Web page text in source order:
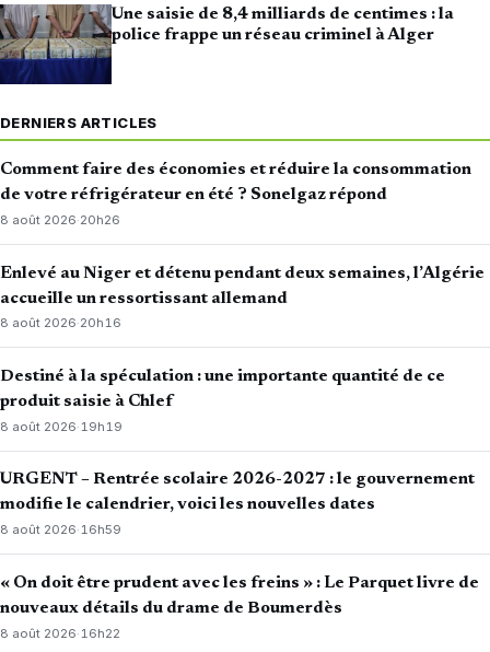
Une saisie de 8,4 milliards de centimes : la
police frappe un réseau criminel à Alger
DERNIERS ARTICLES
Comment faire des économies et réduire la consommation
de votre réfrigérateur en été ? Sonelgaz répond
8 août 2026·20h26
Enlevé au Niger et détenu pendant deux semaines, l’Algérie
accueille un ressortissant allemand
8 août 2026·20h16
Destiné à la spéculation : une importante quantité de ce
produit saisie à Chlef
8 août 2026· 19h19
URGENT – Rentrée scolaire 2026-2027 : le gouvernement
modifie le calendrier, voici les nouvelles dates
8 août 2026·16h59
« On doit être prudent avec les freins » : Le Parquet livre de
nouveaux détails du drame de Boumerdès
8 août 2026· 16h22